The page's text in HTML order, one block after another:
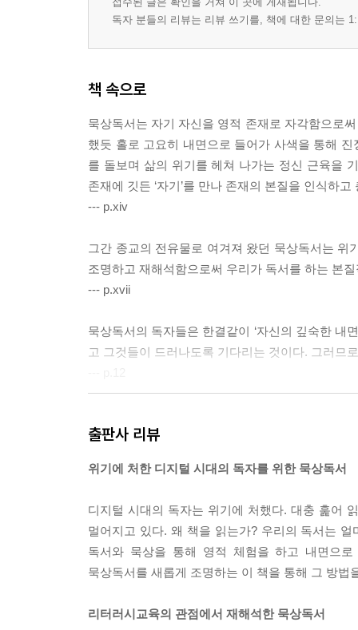
독자 분들의 리뷰는 리뷰 쓰기를, 책에 대한 문의는
책 속으로
묵상독서는 자기 자신을 영적 존재로 자각함으로
했듯 홀로 고요히 내면으로 들어가 사색을 통해
를 돌보며 삶의 위기를 헤쳐 나가는 정신 근육을
존재에 깃든 ‘자기’를 만나 존재의 본질을 인식하
--- p.xiv
그간 종교의 전유물로 여겨져 왔던 묵상독서는
조명하고 재해석함으로써 우리가 독서를 하는 본
--- p.xvii
묵상독서의 독자들은 한결같이 ‘자신의 깊숙한 내
고 그것들이 드러나도록 기다리는 것이다. 그러므
많은 일을 하지만 쉽게 지치지 않는다. 그는 영성
명 의식의 깨달음은 서사적 이해력을 통해 서사를
묵상독서의 독자가 얻고자 했던 ‘관상’은 오늘날
그런 면에서 교육으로서 리터러시는 자기를 돌보
자에 대한 깊은 이해와 존중을 요구하는데, 여기
--- p.93
출판사 리뷰
위기에 처한 디지털 시대의 독자를 위한 묵상독서
디지털 시대의 독자는 위기에 처했다. 대충 훑어
멀어지고 있다. 왜 책을 읽는가? 우리의 독서는
독서와 묵상을 통해 영적 체험을 하고 내면으
묵상독서를 새롭게 조명하는 이 책을 통해 그 방법
리터러시교육의 관점에서 재해석한 묵상독서